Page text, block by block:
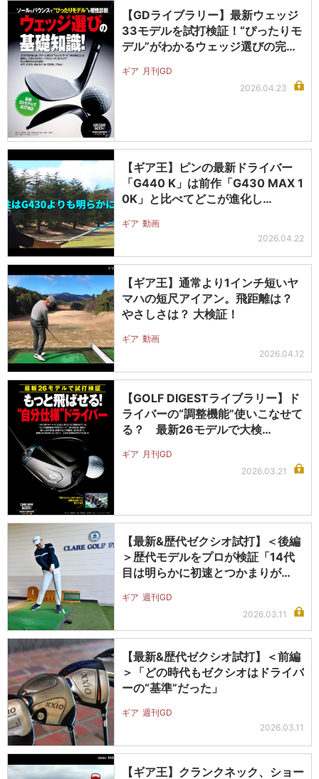
【GDライブラリー】最新ウェッジ
33モデルを試打検証！“ぴったりモ
デル”がわかるウェッジ選びの完全
ギア 月刊GD
2026.04.23
【ギア王】ピンの最新ドライバー
「G440 K」は前作「G430 MAX 1
0K」と比べてどこが進化し…
ギア 動画
2026.04.22
【ギア王】通常より1インチ短いヤ
マハの短尺アイアン。飛距離は？
やさしさは？ 大検証！
ギア 動画
2026.04.12
【GOLF DIGESTライブラリー】ド
ライバーの“調整機能”使いこなせて
る？ 最新26モデルで大検…
ギア 月刊GD
2026.03.21
【最新&歴代ゼクシオ試打】＜後編
＞歴代モデルをプロが検証「14代
目は明らかに初速とつかまりが…
ギア 週刊GD
2026.03.11
【最新&歴代ゼクシオ試打】＜前編
＞「どの時代もゼクシオはドライバ
ーの“基準”だった」
ギア 週刊GD
2026.03.11
【ギア王】クランクネック、ショー